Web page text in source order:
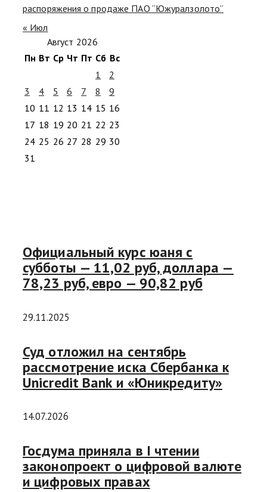
распоряжения о продаже ПАО “Южуралзолото”
« Июл
Август 2026
Пн Вт Ср Чт Пт Сб Вс
1
2
3
4 5 6 7 8
9
10 11 12 13 14 15 16
17 18 19 20 21 22 23
24 25 26 27 28 29 30
31
Официальный курс юаня с
субботы — 11,02 руб, доллара —
78,23 руб, евро — 90,82 руб
29.11.2025
Суд отложил на сентябрь
рассмотрение иска Сбербанка к
Unicredit Bank и «Юникредиту»
14.07.2026
Госдума приняла в I чтении
законопроект о цифровой валюте
и цифровых правах